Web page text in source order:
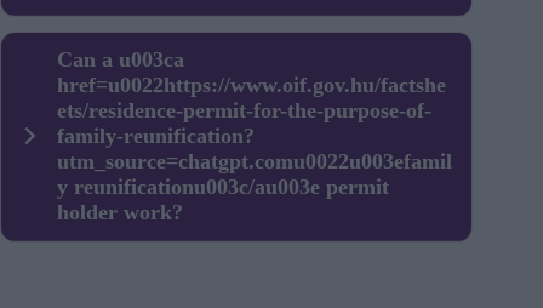
Timelines vary, but many applications take several weeks
to a few months.
Can a u003ca
href=u0022https://www.oif.gov.hu/factshe
ets/residence-permit-for-the-purpose-of-
family-reunification?
utm_source=chatgpt.comu0022u003efamil
y reunificationu003c/au003e permit
holder work?